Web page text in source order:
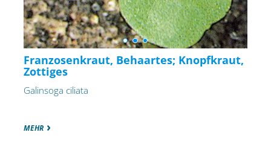
Franzosenkraut, Behaartes; Knopfkraut,
Zottiges
Galinsoga ciliata
MEHR